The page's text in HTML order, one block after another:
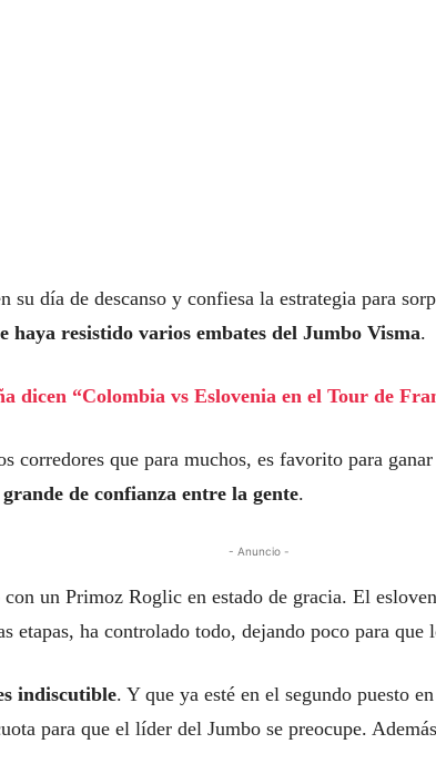
su día de descanso y confiesa la estrategia para
haya resistido varios embates del Jumbo Visma.
dicen “Colombia vs Eslovenia en el Tour de
corredores que para muchos, es favorito para
grande de confianza entre la gente.
- Anuncio -
un Primoz Roglic en estado de gracia. El
etapas, ha controlado todo, dejando poco para que
indiscutible. Y que ya esté en el segundo puesto
para que el líder del Jumbo se preocupe.